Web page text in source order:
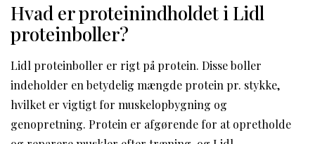
Hvad er proteinindholdet i Lidl
proteinboller?
Lidl proteinboller er rigt på protein. Disse boller
indeholder en betydelig mængde protein pr. stykke,
hvilket er vigtigt for muskelopbygning og
genopretning. Protein er afgørende for at opretholde